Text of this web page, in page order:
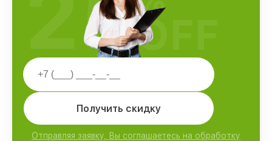
Получить скидку
Отправляя заявку, Вы соглашаетесь на обработку
OFF